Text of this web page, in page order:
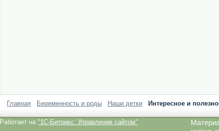
Главная Беременность и роды Наши детки Интересное и
Работает на "1C-Битрикс: Управление сайтом"